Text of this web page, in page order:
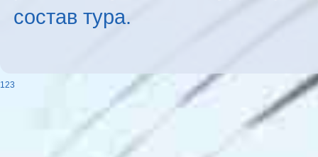
состав тура.
123